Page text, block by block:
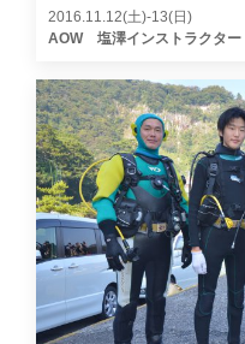
2016.11.12(土)-13(日)
AOW 塩澤インストラクター